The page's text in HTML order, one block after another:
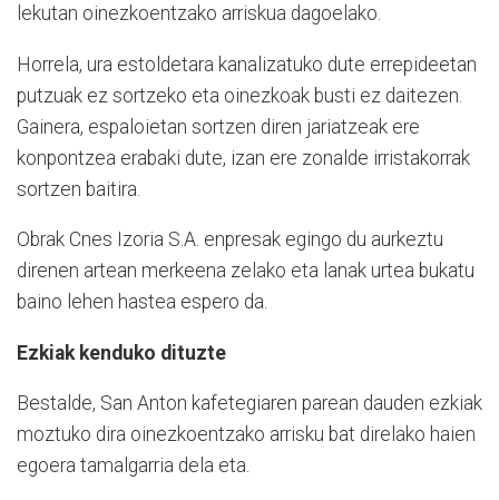
lekutan oinezkoentzako arriskua dagoelako.
Horrela, ura estoldetara kanalizatuko dute errepideetan
putzuak ez sortzeko eta oinezkoak busti ez daitezen.
Gainera, espaloietan sortzen diren jariatzeak ere
konpontzea erabaki dute, izan ere zonalde irristakorrak
sortzen baitira.
Obrak Cnes Izoria S.A. enpresak egingo du aurkeztu
direnen artean merkeena zelako eta lanak urtea bukatu
baino lehen hastea espero da.
Ezkiak kenduko dituzte
Bestalde, San Anton kafetegiaren parean dauden ezkiak
moztuko dira oinezkoentzako arrisku bat direlako haien
egoera tamalgarria dela eta.